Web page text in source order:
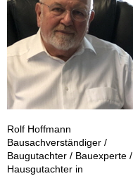
Rolf Hoffmann
Bausachverständiger /
Baugutachter / Bauexperte /
Hausgutachter in